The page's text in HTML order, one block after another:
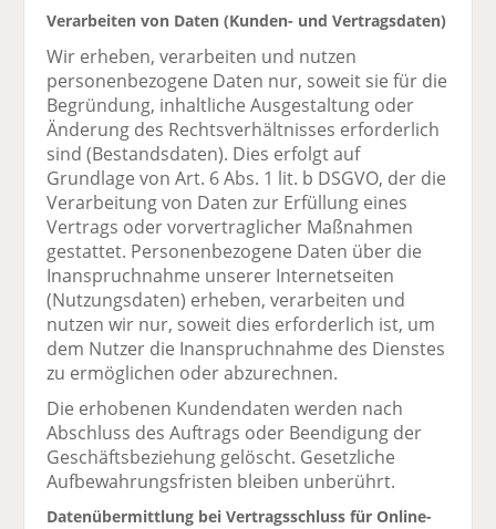
Verarbeiten von Daten (Kunden- und Vertragsdaten)
Wir erheben, verarbeiten und nutzen
personenbezogene Daten nur, soweit sie für die
Begründung, inhaltliche Ausgestaltung oder
Änderung des Rechtsverhältnisses erforderlich
sind (Bestandsdaten). Dies erfolgt auf
Grundlage von Art. 6 Abs. 1 lit. b DSGVO, der die
Verarbeitung von Daten zur Erfüllung eines
Vertrags oder vorvertraglicher Maßnahmen
gestattet. Personenbezogene Daten über die
Inanspruchnahme unserer Internetseiten
(Nutzungsdaten) erheben, verarbeiten und
nutzen wir nur, soweit dies erforderlich ist, um
dem Nutzer die Inanspruchnahme des Dienstes
zu ermöglichen oder abzurechnen.
Die erhobenen Kundendaten werden nach
Abschluss des Auftrags oder Beendigung der
Geschäftsbeziehung gelöscht. Gesetzliche
Aufbewahrungsfristen bleiben unberührt.
Datenübermittlung bei Vertragsschluss für Online-